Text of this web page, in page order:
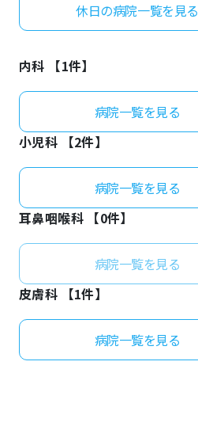
休日の病院一覧を見る
内科 【1件】
病院一覧を見る
小児科 【2件】
病院一覧を見る
耳鼻咽喉科 【0件】
病院一覧を見る
皮膚科 【1件】
病院一覧を見る